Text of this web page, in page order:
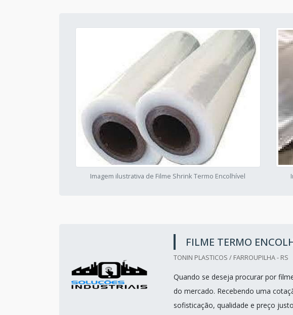
Imagem ilustrativa de Filme Shrink Termo Encolhível
FILME TERMO
TONIN PLASTICOS / FARROUPILHA - RS
Quando se deseja procurar por
do mercado. Recebendo uma
sofisticação, qualidade e preço